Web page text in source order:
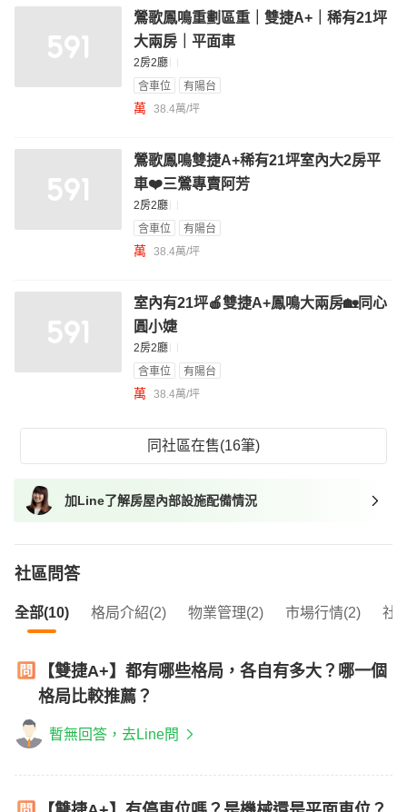
鶯歌鳳鳴重劃區重｜雙捷A+｜稀有21坪
大兩房｜平面車
2房2廳
含車位
有陽台
萬 38.4萬/坪
鶯歌鳳鳴雙捷A+稀有21坪室內大2房平
車❤️三鶯專賣阿芳
2房2廳
含車位
有陽台
萬 38.4萬/坪
室內有21坪🍎雙捷A+鳳鳴大兩房🏡同心
圓小婕
2房2廳
含車位
有陽台
萬 38.4萬/坪
同社區在售(16筆)
加Line了解房屋內部設施配備情況
社區問答
全部(10) 格局介紹(2) 物業管理(2) 市場行情(2) 社
【雙捷A+】都有哪些格局，各自有多大？哪一個
格局比較推薦？
暫無回答，去Line問